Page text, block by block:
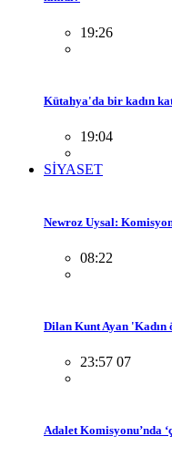
19:26
Kütahya'da bir kadın
19:04
SİYASET
Newroz Uysal:
08:22
Dilan Kunt Ayan 'Kadın
23:57 07
Adalet Komisyonu’nda